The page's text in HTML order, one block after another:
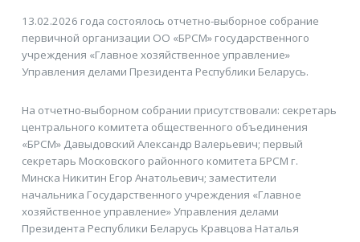
13.02.2026 года состоялось отчетно-выборное собрание
первичной организации ОО «БРСМ» государственного
учреждения «Главное хозяйственное управление»
Управления делами Президента Республики Беларусь.
На отчетно-выборном собрании присутствовали: секретарь
центрального комитета общественного объединения
«БРСМ» Давыдовский Александр Валерьевич; первый
секретарь Московского районного комитета БРСМ г.
Минска Никитин Егор Анатольевич; заместители
начальника Государственного учреждения «Главное
хозяйственное управление» Управления делами
Президента Республики Беларусь Кравцова Наталья